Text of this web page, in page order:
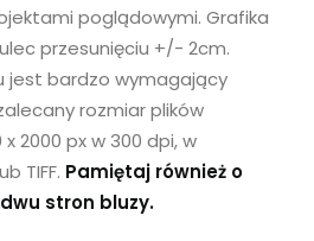
poglądowymi. Grafika
przesunięciu +/- 2cm.
jest bardzo wymagający
rozmiar plików
2000 px w 300 dpi, w
TIFF. Pamiętaj również o
stron bluzy.